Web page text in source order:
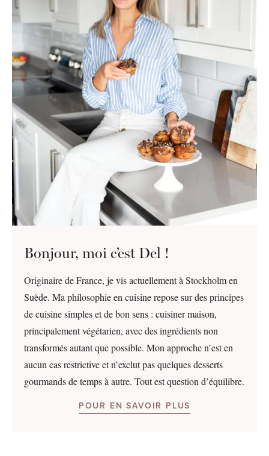
Bonjour, moi c’est Del !
Originaire de France, je vis actuellement à Stockholm en
Suède. Ma philosophie en cuisine repose sur des principes
de cuisine simples et de bon sens : cuisiner maison,
principalement végétarien, avec des ingrédients non
transformés autant que possible. Mon approche n’est en
aucun cas restrictive et n’exclut pas quelques desserts
gourmands de temps à autre. Tout est question d’équilibre.
POUR EN SAVOIR PLUS